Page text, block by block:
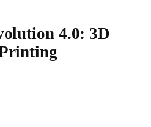
4.0: 3D